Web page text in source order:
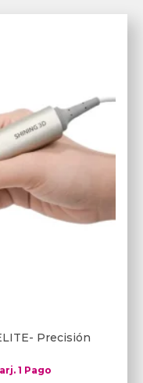
Precisión
1 Pago